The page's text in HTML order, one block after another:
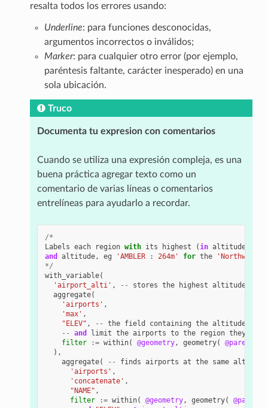
resalta todos los errores usando:
Underline: para funciones desconocidas,
argumentos incorrectos o inválidos;
Marker: para cualquier otro error (por ejemplo,
paréntesis faltante, carácter inesperado) en una
sola ubicación.
Truco
Documenta tu expresion con comentarios
Cuando se utiliza una expresión compleja, es una
buena práctica agregar texto como un
comentario de varias líneas o comentarios
entrelíneas para ayudarlo a recordar.
/*
Labels each region with its highest (in altitude
and
altitude, eg 'AMBLER : 264m' for the
'Northwest
*/
with_variable(
'airport_alti' , -- stores the highest altitude
aggregate(
'airports' ,
'max' ,
"ELEV" , -- the field containing the altitude
--
and limit the airports to the region they
filter
:= within( @geometry, geometry( @parent
),
aggregate( -- finds airports at the same altitude
'airports' ,
'concatenate' ,
"NAME" ,
filter
:= within( @geometry, geometry( @parent